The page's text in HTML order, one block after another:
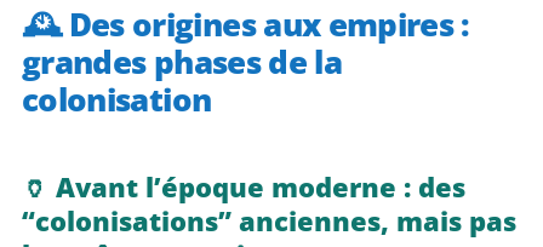
🕰️ Des origines aux empires :
grandes phases de la
colonisation
🏺 Avant l’époque moderne : des
“colonisations” anciennes, mais pas